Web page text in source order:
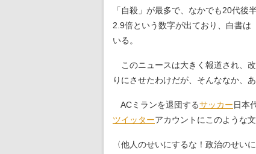
「自殺」が最多で、なかでも20代
2.9倍という数字が出ており、白書は
いる。
このニュースは大きく報道され、
りにさせたわけだが、そんななか、
ACミランを退団するサッカー日本
ツイッターアカウントにこのような
〈他人のせいにするな！政治のせい